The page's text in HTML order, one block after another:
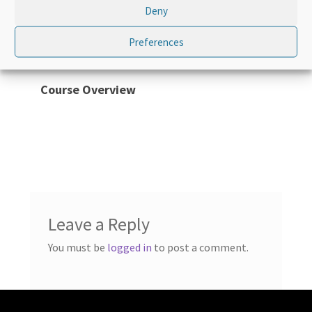
Deny
Preferences
Lifetime
Course Overview
Leave a Reply
You must be logged in to post a comment.